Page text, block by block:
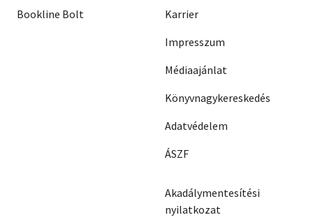
Bookline Bolt
Karrier
Impresszum
Médiaajánlat
Könyvnagykereskedés
Adatvédelem
ÁSZF
Akadálymentesítési
nyilatkozat